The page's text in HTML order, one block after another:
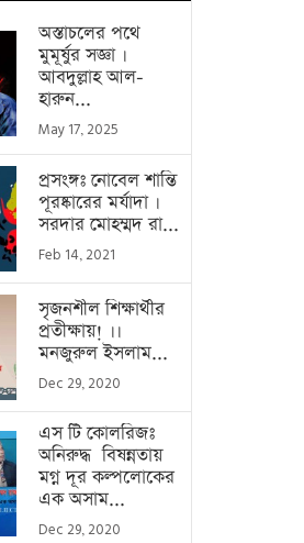
অস্তাচলের পথে
মুমূর্ষুর সজ্ঞা ।
আবদুল্লাহ আল-
হারুন...
May 17, 2025
প্রসংঙ্গঃ নোবেল শান্তি
পূরষ্কারের মর্যাদা ।
সরদার মোহম্মদ রা...
Feb 14, 2021
সৃজনশীল শিক্ষার্থীর
প্রতীক্ষায়! ।।
মনজুরুল ইসলাম...
Dec 29, 2020
এস টি কোলরিজঃ
অনিরুদ্ধ বিষন্নতায়
মগ্ন দূর কল্পলোকের
এক অসাম...
Dec 29, 2020